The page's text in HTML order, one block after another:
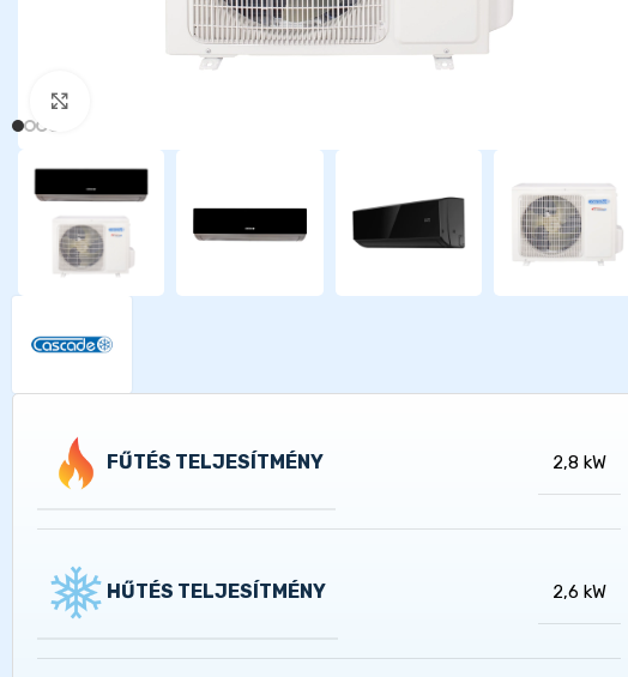
FŰTÉS TELJESÍTMÉNY 2,8 kW
HŰTÉS TELJESÍTMÉNY 2,6 kW